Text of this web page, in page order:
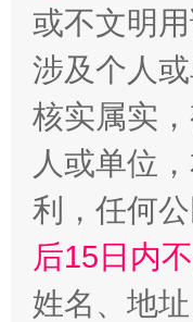
这是一记
或不文明
涉及个人
核实属实
人或单位
利，任何
后15日内
姓名、地